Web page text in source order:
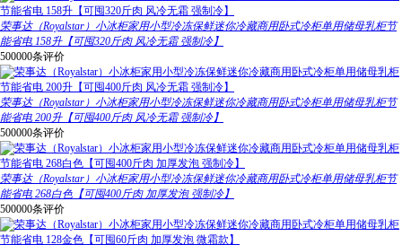
荣事达（Royalstar）小冰柜家用小型冷冻保鲜迷你冷藏商用卧式冷柜单用储母乳柜节
能省电 158升【可囤320斤肉 风冷无霜 强制冷】
500000条评价
荣事达（Royalstar）小冰柜家用小型冷冻保鲜迷你冷藏商用卧式冷柜单用储母乳柜节
能省电 200升【可囤400斤肉 风冷无霜 强制冷】
500000条评价
荣事达（Royalstar）小冰柜家用小型冷冻保鲜迷你冷藏商用卧式冷柜单用储母乳柜节
能省电 268白色【可囤400斤肉 加厚发泡 强制冷】
500000条评价